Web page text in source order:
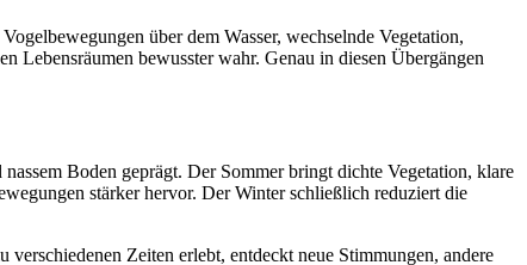
über dem Wasser, wechselnde Vegetation,
Lebensräumen bewusster wahr. Genau in diesen Übergängen
Boden geprägt. Der Sommer bringt dichte Vegetation, klare
stärker hervor. Der Winter schließlich reduziert die
Zeiten erlebt, entdeckt neue Stimmungen, andere